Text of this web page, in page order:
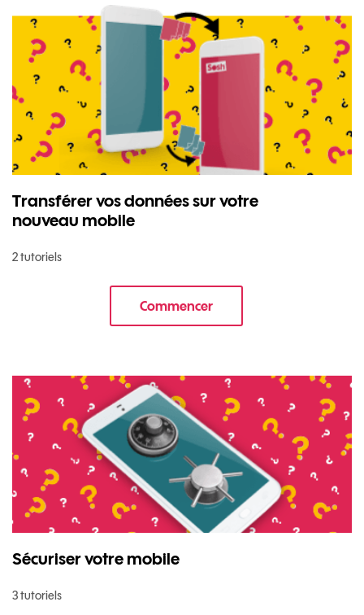
Transférer vos données sur votre
nouveau mobile
2 tutoriels
Commencerle tuto pour Transférer vos
Sécuriser votre mobile
3 tutoriels